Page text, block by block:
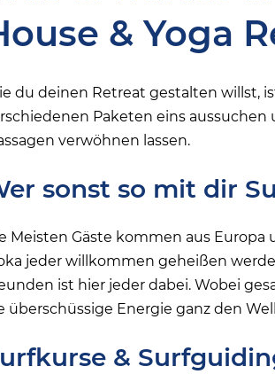
& Yoga
du deinen Retreat gestalten willst,
Paketen eins
verwöhnen lassen.
sonst so mit dir
Meisten Gäste kommen aus Europa
jeder willkommen geheißen
ist hier jeder dabei. Wobei
überschüssige Energie ganz den
&